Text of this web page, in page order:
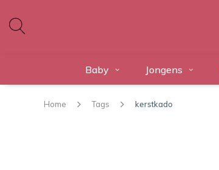
Baby Jongens
Home Tags kerstkado